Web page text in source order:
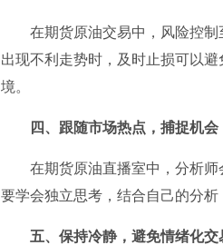
在期货原油交易中，风险控
出现不利走势时，及时止损可以
境。
四、跟随市场热点，捕捉机会
在期货原油直播室中，分析
要学会独立思考，结合自己的分析
五、保持冷静，避免情绪化交